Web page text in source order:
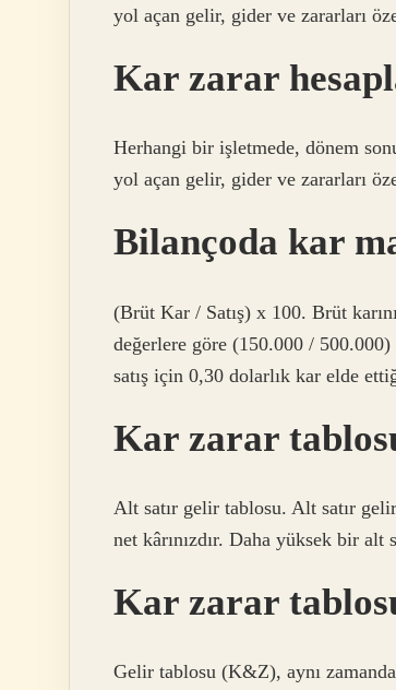
yol açan gelir, gider ve zararları
Kar zarar
Herhangi bir işletmede, dönem
yol açan gelir, gider ve zararları
Bilançoda kar
(Brüt Kar / Satış) x 100. Brüt
değerlere göre (150.000 /
satış için 0,30 dolarlık kar elde
Kar zarar
Alt satır gelir tablosu. Alt satır
net kârınızdır. Daha yüksek bir alt
Kar zarar
Gelir tablosu (K&Z), aynı